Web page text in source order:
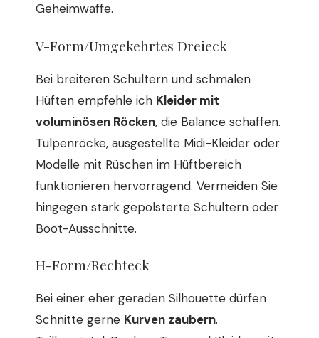
Geheimwaffe.
V-Form/Umgekehrtes Dreieck
Bei breiteren Schultern und schmalen
Hüften empfehle ich Kleider mit
voluminösen Röcken, die Balance schaffen.
Tulpenröcke, ausgestellte Midi-Kleider oder
Modelle mit Rüschen im Hüftbereich
funktionieren hervorragend. Vermeiden Sie
hingegen stark gepolsterte Schultern oder
Boot-Ausschnitte.
H-Form/Rechteck
Bei einer eher geraden Silhouette dürfen
Schnitte gerne Kurven zaubern.